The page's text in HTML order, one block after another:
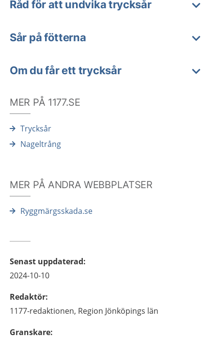
Råd för att undvika trycksår
Sår på fötterna
Om du får ett trycksår
MER PÅ 1177.SE
Trycksår
Nageltrång
MER PÅ ANDRA WEBBPLATSER
Ryggmärgsskada.se
Senast uppdaterad:
2024-10-10
Redaktör:
1177-redaktionen, Region Jönköpings län
Granskare: